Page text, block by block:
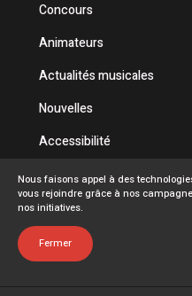
Concours
Animateurs
Actualités musicales
Nouvelles
Accessibilité
Politique de confidentialité
Conditions d'utilisation
FAQ
Nous faisons appel à des
vous rejoindre grâce à nos
nos initiatives.
Fermer